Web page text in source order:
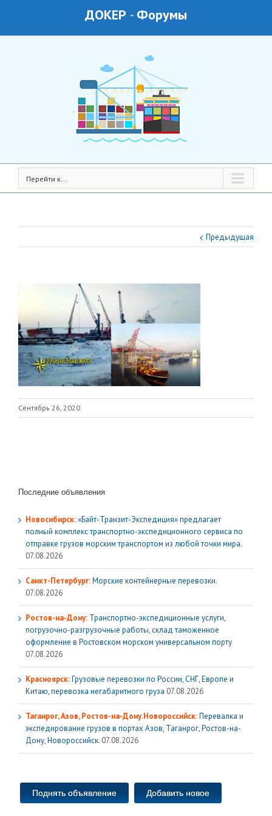
ДОКЕР - Форумы
Перейти к...
Предыдущая
Сентябрь 26, 2020
Последние объявления
Новосибирск:«Байт-Транзит-Экспедиция» предлагает
полный комплекс транспортно-экспедиционного сервиса по
отправке грузов морским транспортом из любой точки мира.
07.08.2026
Санкт-Петербург:Морские контейнерные перевозки.
07.08.2026
Ростов-на-Дону: Транспортно-экспедиционные услуги,
погрузочно-разгрузочные работы, склад таможенное
оформление в Ростовском морском универсальном порту
07.08.2026
Красноярск:Грузовые перевозки по России, СНГ, Европе и
Китаю, перевозка негабаритного груза 07.08.2026
Таганрог, Азов, Ростов-на-Дону.Новороссийск:Перевалка и
экспедирование грузов в портах Азов, Таганрог, Ростов-на-
Дону, Новороссийск. 07.08.2026
Поднять объявление Добавить новое